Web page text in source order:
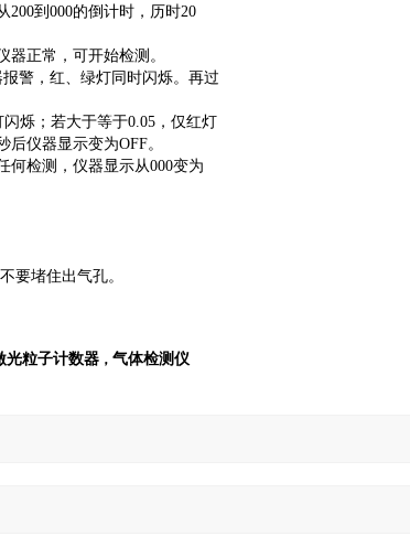
到000的倒计时，历时20
正常，可开始检测。
警，红、绿灯同时闪烁。再过
烁；若大于等于0.05，仅红灯
仪器显示变为OFF。
何检测，仪器显示从000变为
要堵住出气孔。
光粒子计数器 ， 气体检测仪